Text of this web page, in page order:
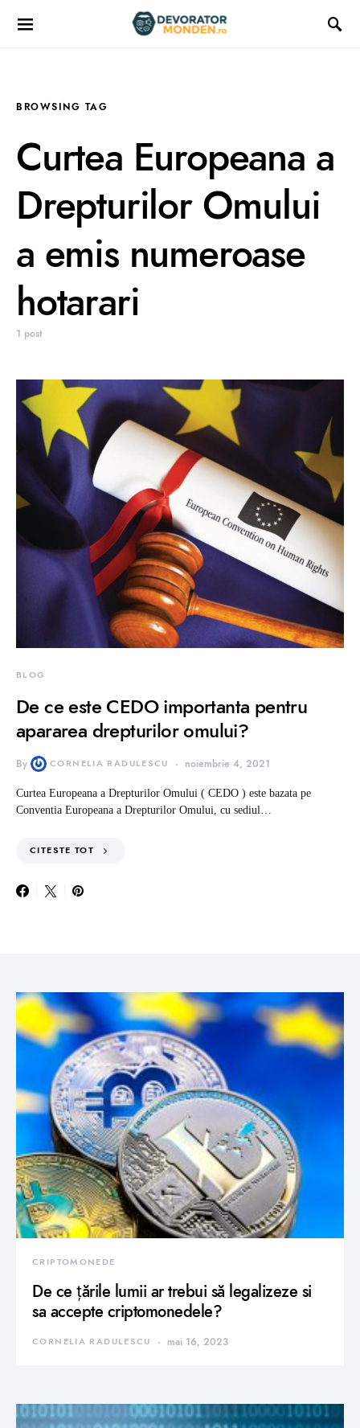
BROWSING TAG
Curtea Europeana a
Drepturilor Omului
a emis numeroase
hotarari
1 post
BLOG
De ce este CEDO importanta pentru
apararea drepturilor omului?
By CORNELIA RADULESCU noiembrie 4, 2021
Curtea Europeana a Drepturilor Omului ( CEDO ) este bazata pe
Conventia Europeana a Drepturilor Omului, cu sediul…
CITESTE TOT
CRIPTOMONEDE
De ce țările lumii ar trebui să legalizeze si
sa accepte criptomonedele?
CORNELIA RADULESCU mai 16, 2023